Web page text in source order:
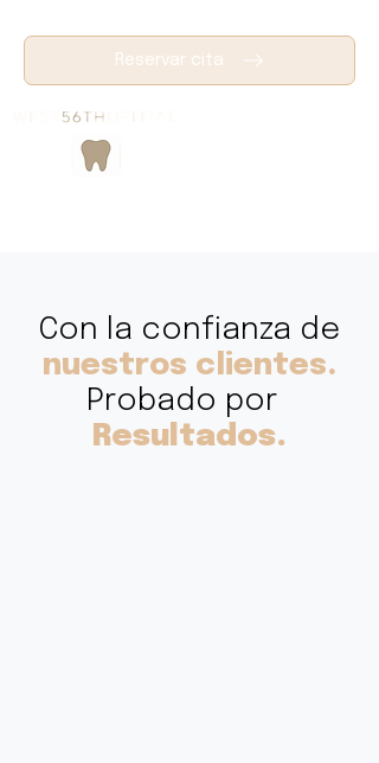
Reservar cita
Con la confianza de
nuestros clientes.
Probado por
Resultados.